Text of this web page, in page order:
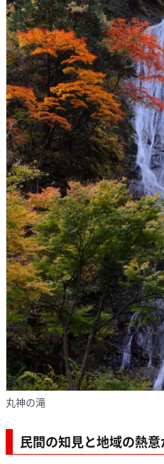
丸神の滝
民間の知見と地域の熱